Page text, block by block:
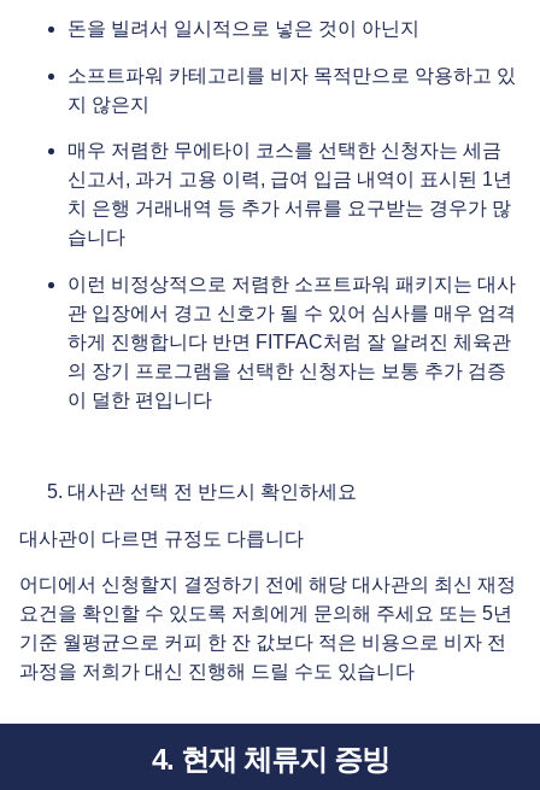
돈을 빌려서 일시적으로 넣은 것이 아닌지
소프트파워 카테고리를 비자 목적만으로 악용하고 있
지 않은지
매우 저렴한 무에타이 코스를 선택한 신청자는 세금
신고서, 과거 고용 이력, 급여 입금 내역이 표시된 1년
치 은행 거래내역 등 추가 서류를 요구받는 경우가 많
습니다
이런 비정상적으로 저렴한 소프트파워 패키지는 대사
관 입장에서 경고 신호가 될 수 있어 심사를 매우 엄격
하게 진행합니다 반면 FITFAC처럼 잘 알려진 체육관
의 장기 프로그램을 선택한 신청자는 보통 추가 검증
이 덜한 편입니다
대사관 선택 전 반드시 확인하세요
대사관이 다르면 규정도 다릅니다
어디에서 신청할지 결정하기 전에 해당 대사관의 최신 재정
요건을 확인할 수 있도록 저희에게 문의해 주세요 또는 5년
기준 월평균으로 커피 한 잔 값보다 적은 비용으로 비자 전
과정을 저희가 대신 진행해 드릴 수도 있습니다
4. 현재 체류지 증빙